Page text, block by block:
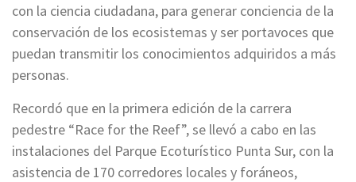
con la ciencia ciudadana, para generar conciencia de la
conservación de los ecosistemas y ser portavoces que
puedan transmitir los conocimientos adquiridos a más
personas.
Recordó que en la primera edición de la carrera
pedestre “Race for the Reef”, se llevó a cabo en las
instalaciones del Parque Ecoturístico Punta Sur, con la
asistencia de 170 corredores locales y foráneos,